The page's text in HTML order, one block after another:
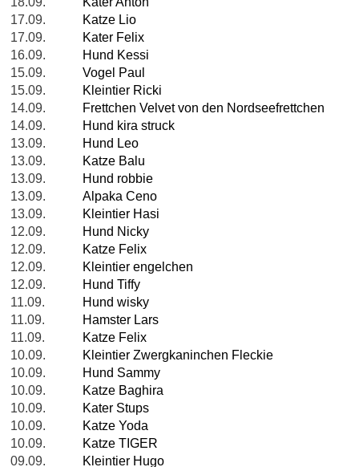
17.09.
Katze Lio
17.09.
Kater Felix
16.09.
Hund Kessi
15.09.
Vogel Paul
15.09.
Kleintier Ricki
14.09.
Frettchen Velvet von den Nordseefrettchen
14.09.
Hund kira struck
13.09.
Hund Leo
13.09.
Katze Balu
13.09.
Hund robbie
13.09.
Alpaka Ceno
13.09.
Kleintier Hasi
12.09.
Hund Nicky
12.09.
Katze Felix
12.09.
Kleintier engelchen
12.09.
Hund Tiffy
11.09.
Hund wisky
11.09.
Hamster Lars
11.09.
Katze Felix
10.09.
Kleintier Zwergkaninchen Fleckie
10.09.
Hund Sammy
10.09.
Katze Baghira
10.09.
Kater Stups
10.09.
Katze Yoda
10.09.
Katze TIGER
09.09.
Kleintier Hugo